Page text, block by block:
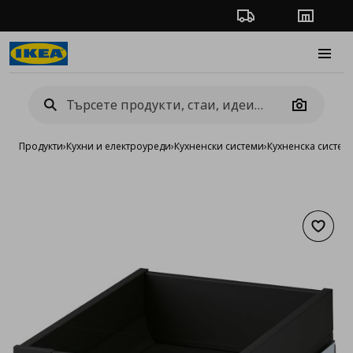
Проследяване на
Camera
Продукти›Кухни и електроуреди›Кухненски системи›Кухненска